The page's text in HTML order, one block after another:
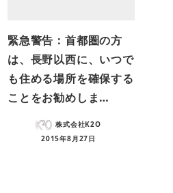
緊急警告：首都圏の方
は、長野以西に、いつで
も住める場所を確保する
ことをお勧めしま…
株式会社K2O
2015年8月27日